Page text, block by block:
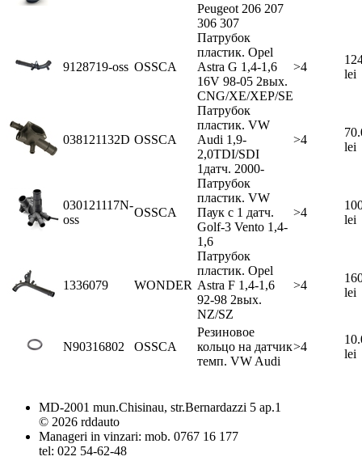
Peugeot 206 207
306 307
9128719-oss OSSCA
Патрубок
пластик. Opel
Astra G 1,4-1,6
16V 98-05 2вых.
CNG/XE/XEP/SE
>4
lei
038121132D OSSCA
Патрубок
пластик. VW
Audi 1,9-
2,0TDI/SDI
1датч. 2000-
>4
lei
030121117N-
oss
OSSCA
Патрубок
пластик. VW
Паук с 1 датч.
Golf-3 Vento 1,4-
1,6
>4
lei
1336079 WONDER
Патрубок
пластик. Opel
Astra F 1,4-1,6
92-98 2вых.
NZ/SZ
>4
lei
N90316802 OSSCA
Резиновое
кольцо на датчик
темп. VW Audi
>4
lei
MD-2001 mun.Chisinau, str.Bernardazzi 5 ap.1
© 2026 rddauto
Manageri in vinzari: mob. 0767 16 177
tel: 022 54-62-48